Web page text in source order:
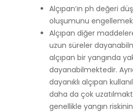
Alçıpan’ın ph değeri
oluşumunu
Alçıpan diğer
uzun süreler
alçıpan bir yangında
dayanabilmektedir.
dayanıklı alçıpan
daha da çok
genellikle yangın